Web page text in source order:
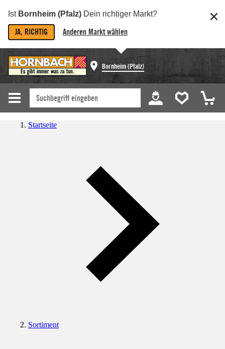
Ist Bornheim (Pfalz) Dein richtiger Markt?
JA, RICHTIG Anderen Markt wählen
Bornheim (Pfalz)
Startseite
Sortiment